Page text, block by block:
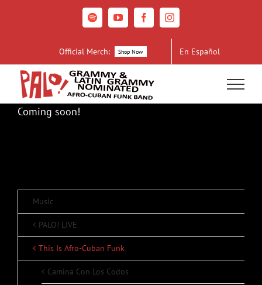
SpotifyYouTubeFacebookInstagram
Official Merch: Shop Now En Español
Coming soon!
Music
PALO! LIVE
This Is Afro-Cuban Funk
Camina Con Los Codos